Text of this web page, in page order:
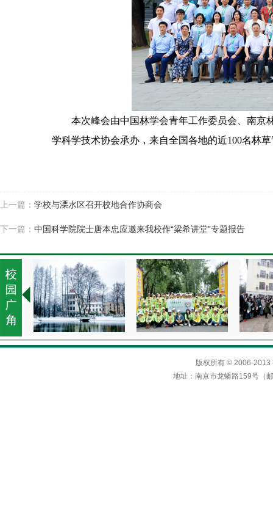
本次峰会由中国林学会青年工作委员会、南京
学科学技术协会承办，来自全国各地的近100名林
上一篇： 学校与溧水区召开校地合作协商会
下一篇： 中国科学院院士唐本忠应邀来我校作“梁希讲堂”专题报告
版权所有 © 2006-
地址：南京市龙蟠路159号（